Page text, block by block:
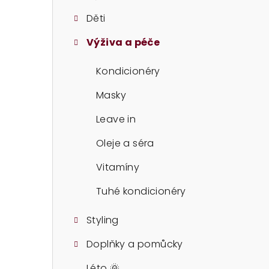
Děti
Výživa a péče
Kondicionéry
Masky
Leave in
Oleje a séra
Vitamíny
Tuhé kondicionéry
Styling
Doplňky a pomůcky